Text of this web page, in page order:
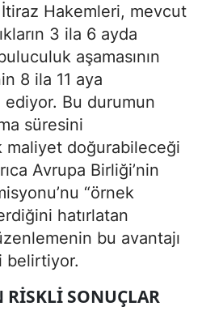
Hakemleri, mevcut
3 ila 6 ayda
aşamasının
8 ila 11 aya
ediyor. Bu durumun
süresini
doğurabileceği
Avrupa Birliği’nin
“örnek
hatırlatan
bu avantajı
belirtiyor.
SONUÇLAR